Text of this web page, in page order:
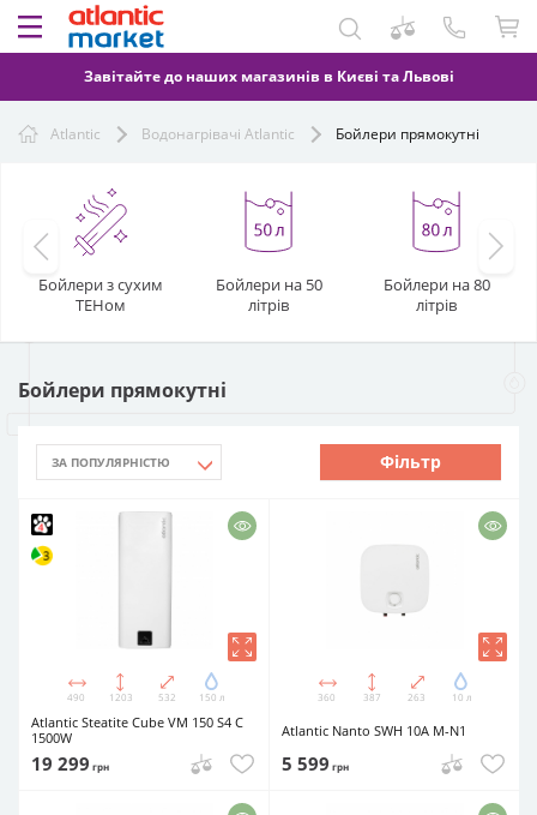
Завітайте до наших магазинів в Києві та Львові
Atlantic Водонагрівачі Atlantic Бойлери прямокутні
Бойлери з сухим
ТЕНом
Бойлери на 50
літрів
Бойлери на 80
літрів
Бойлери прямокутні
Фільтр
490 1203 532 150 л
Atlantic Steatite Cube VM 150 S4 C
1500W
19 299 грн
360 387 263 10 л
Atlantic Nanto SWH 10A M-N1
5 599 грн